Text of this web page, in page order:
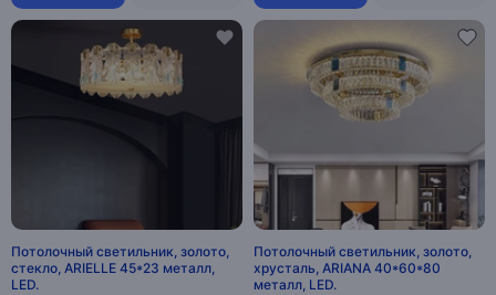
Потолочный светильник, золото,
стекло, ARIELLE 45*23 металл,
LED.
Потолочный светильник, золото,
хрусталь, ARIANA 40*60*80
металл, LED.